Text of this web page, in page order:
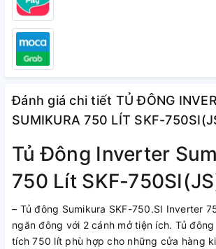
Đánh giá chi tiết TỦ ĐÔNG
SUMIKURA 750 LÍT SKF-
Tủ Đông Inverter
750 Lít SKF-
– Tủ đông Sumikura SKF-750.SI Inverter
ngăn đông với 2 cánh mở tiện ích. Tủ
tích 750 lít phù hợp cho những cửa hàng